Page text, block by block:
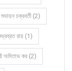
শুভায়ন চক্রবর্তী (2)
রায় (1)
অমিতাভ কর (2)